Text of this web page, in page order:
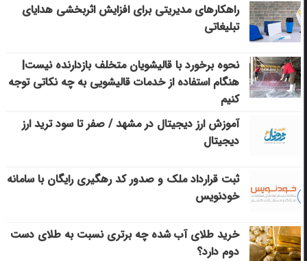
راهکارهای مدیریتی برای افزایش اثربخشی هدایای
تبلیغاتی
نحوه برخورد با قالیشویان متخلف بازدارنده نیست|
هنگام استفاده از خدمات قالیشویی به چه نکاتی توجه
کنیم
آموزش ارز دیجیتال در مشهد / صفر تا سود ترید ارز
دیجیتال
ثبت قرارداد ملک و صدور کد رهگیری رایگان با سامانه
خودنویس
خرید طلای آب شده چه برتری نسبت به طلای دست
دوم دارد؟